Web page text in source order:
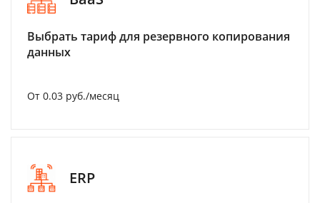
Выбрать тариф для резервного копирования
данных
От 0.03 руб./месяц
ERP